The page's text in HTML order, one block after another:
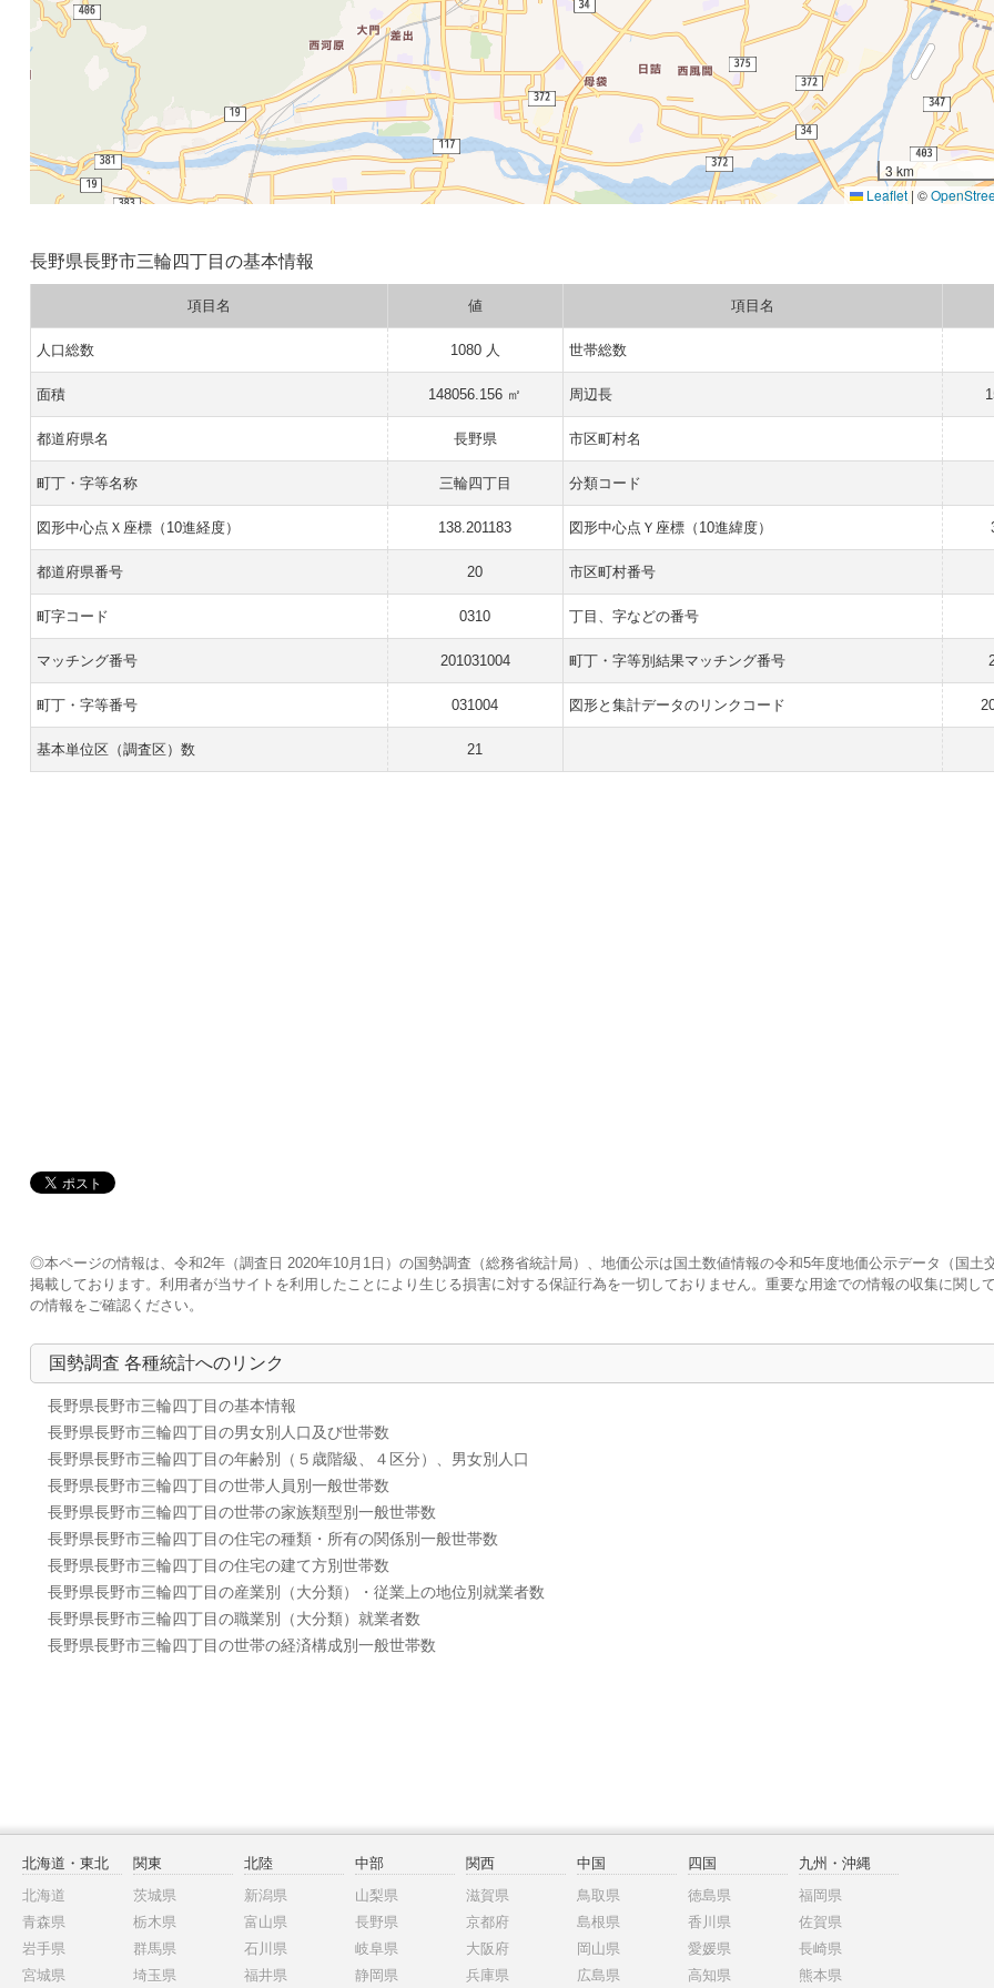
3 km
Leaflet | ©
長野県長野市三輪四丁目の基本情報
項目名 値 項目名
人口総数 1080 人 世帯総数
面積 148056.156 ㎡ 周辺長
都道府県名 長野県 市区町村名
町丁・字等名称 三輪四丁目 分類コード
図形中心点Ｘ座標（10進経度） 138.201183 図形中心点Ｙ座標（10進緯度）
都道府県番号 20 市区町村番号
町字コード 0310 丁目、字などの番号
マッチング番号 201031004 町丁・字等別結果マッチング番号
町丁・字等番号 031004 図形と集計データのリンクコード
基本単位区（調査区）数 21
◎本ページの情報は、令和2年（調査日 2020年10月1日）の国勢調査（総務省統計局）、地価公示は国土数値情報の令和5年度地価公示データ（国土
掲載しております。利用者が当サイトを利用したことにより生じる損害に対する保証行為を一切しておりません。重要な用途での情報の収集に関し
の情報をご確認ください。
国勢調査 各種統計へのリンク
長野県長野市三輪四丁目の基本情報
長野県長野市三輪四丁目の男女別人口及び世帯数
長野県長野市三輪四丁目の年齢別（５歳階級、４区分）、男女別人口
長野県長野市三輪四丁目の世帯人員別一般世帯数
長野県長野市三輪四丁目の世帯の家族類型別一般世帯数
長野県長野市三輪四丁目の住宅の種類・所有の関係別一般世帯数
長野県長野市三輪四丁目の住宅の建て方別世帯数
長野県長野市三輪四丁目の産業別（大分類）・従業上の地位別就業者数
長野県長野市三輪四丁目の職業別（大分類）就業者数
長野県長野市三輪四丁目の世帯の経済構成別一般世帯数
北海道・東北
北海道
青森県
岩手県
宮城県
関東
茨城県
栃木県
群馬県
埼玉県
北陸
新潟県
富山県
石川県
福井県
中部
山梨県
長野県
岐阜県
静岡県
関西
滋賀県
京都府
大阪府
兵庫県
中国
鳥取県
島根県
岡山県
広島県
四国
徳島県
香川県
愛媛県
高知県
九州・沖縄
福岡県
佐賀県
長崎県
熊本県